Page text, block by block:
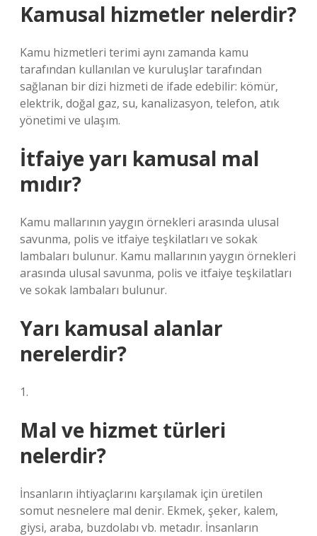
Kamusal hizmetler nelerdir?
Kamu hizmetleri terimi aynı zamanda kamu
tarafından kullanılan ve kuruluşlar tarafından
sağlanan bir dizi hizmeti de ifade edebilir: kömür,
elektrik, doğal gaz, su, kanalizasyon, telefon, atık
yönetimi ve ulaşım.
İtfaiye yarı kamusal mal
mıdır?
Kamu mallarının yaygın örnekleri arasında ulusal
savunma, polis ve itfaiye teşkilatları ve sokak
lambaları bulunur. Kamu mallarının yaygın örnekleri
arasında ulusal savunma, polis ve itfaiye teşkilatları
ve sokak lambaları bulunur.
Yarı kamusal alanlar
nerelerdir?
1.
Mal ve hizmet türleri
nelerdir?
İnsanların ihtiyaçlarını karşılamak için üretilen
somut nesnelere mal denir. Ekmek, şeker, kalem,
giysi, araba, buzdolabı vb. metadır. İnsanların